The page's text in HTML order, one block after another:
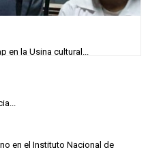
en la Usina cultural...
en el Instituto Nacional de